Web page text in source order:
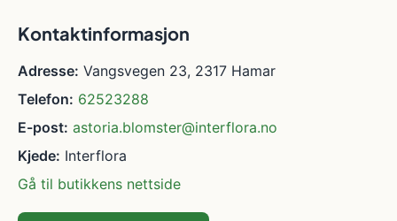
Kontaktinformasjon
Adresse: Vangsvegen 23, 2317 Hamar
Telefon: 62523288
E-post: astoria.blomster@interflora.no
Kjede: Interflora
Gå til butikkens nettside